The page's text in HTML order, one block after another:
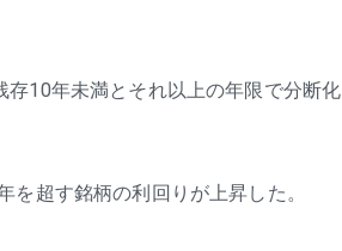
10年未満とそれ以上の年限で分断化
超す銘柄の利回りが上昇した。